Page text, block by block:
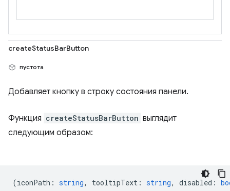
createStatusBarButton
пустота
Добавляет кнопку в строку состояния панели.
Функция createStatusBarButton выглядит
следующим образом:
(iconPath : string, tooltipText : string, disabled :